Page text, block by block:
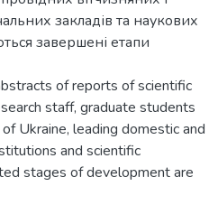
закладів та наукових
завершені етапи
of reports of scientific
staff, graduate students
Ukraine, leading domestic and
and scientific
stages of development are